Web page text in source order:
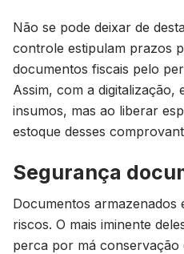
Não se pode deixar de
controle estipulam prazos
documentos fiscais pelo
Assim, com a
insumos, mas ao liberar
estoque desses
Segurança
Documentos armazenados
riscos. O mais iminente
perca por má